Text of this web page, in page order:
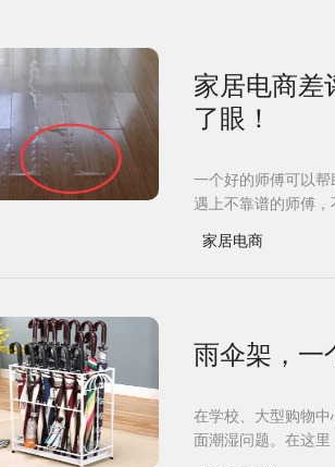
家居电商差
了眼！
一个好的师傅可以
遇上不靠谱的师傅，
家居电商
雨伞架，一
在学校、大型购物
面潮湿问题。在这